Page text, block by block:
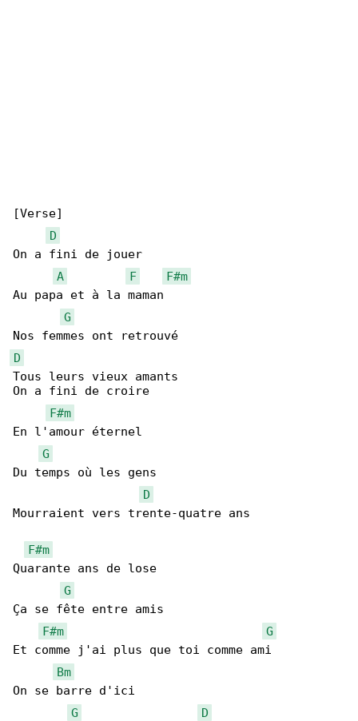
[Verse]
D
On a fini de jouer
A
F
F#m
Au papa et à la maman
G
D
Tous leurs vieux amants
On a fini de croire
F#m
En l'amour éternel
G
Du temps où les gens
D
Mourraient vers trente-quatre ans
F#m
Quarante ans de lose
G
Ça se fête entre amis
F#m
G
Et comme j'ai plus que toi comme ami
Bm
On se barre d'ici
G
D